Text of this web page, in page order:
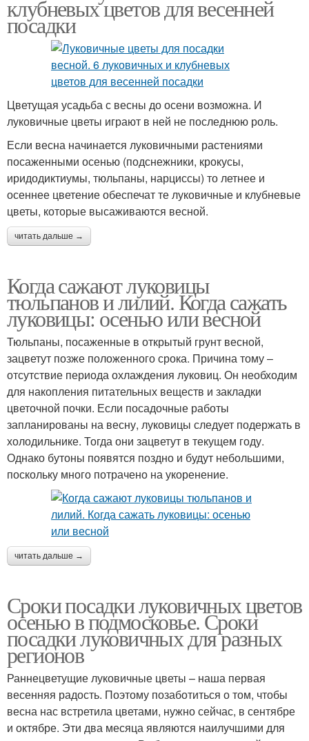
клубневых цветов для весенней
посадки
Цветущая усадьба с весны до осени возможна. И
луковичные цветы играют в ней не последнюю роль.
Если весна начинается луковичными растениями
посаженными осенью (подснежники, крокусы,
иридодиктиумы, тюльпаны, нарциссы) то летнее и
осеннее цветение обеспечат те луковичные и клубневые
цветы, которые высаживаются весной.
читать дальше →
Когда сажают луковицы
тюльпанов и лилий. Когда сажать
луковицы: осенью или весной
Тюльпаны, посаженные в открытый грунт весной,
зацветут позже положенного срока. Причина тому –
отсутствие периода охлаждения луковиц. Он необходим
для накопления питательных веществ и закладки
цветочной почки. Если посадочные работы
запланированы на весну, луковицы следует подержать в
холодильнике. Тогда они зацветут в текущем году.
Однако бутоны появятся поздно и будут небольшими,
поскольку много потрачено на укоренение.
читать дальше →
Сроки посадки луковичных цветов
осенью в подмосковье. Сроки
посадки луковичных для разных
регионов
Раннецветущие луковичные цветы – наша первая
весенняя радость. Поэтому позаботиться о том, чтобы
весна нас встретила цветами, нужно сейчас, в сентябре
и октябре. Эти два месяца являются наилучшими для